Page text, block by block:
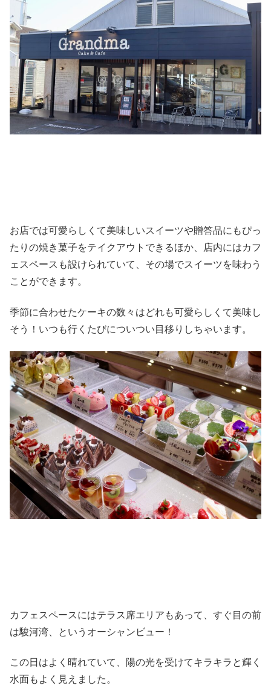
お店では可愛らしくて美味しいスイーツや贈答品にもぴっ
たりの焼き菓子をテイクアウトできるほか、店内にはカフ
ェスペースも設けられていて、その場でスイーツを味わう
ことができます。
季節に合わせたケーキの数々はどれも可愛らしくて美味し
そう！いつも行くたびについつい目移りしちゃいます。
カフェスペースにはテラス席エリアもあって、すぐ目の前
は駿河湾、というオーシャンビュー！
この日はよく晴れていて、陽の光を受けてキラキラと輝く
水面もよく見えました。